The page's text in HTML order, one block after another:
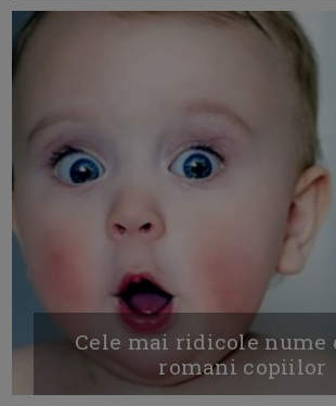
Cele mai ridicole nume
romani copiilor